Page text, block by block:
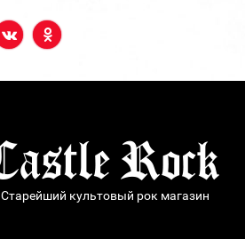
Старейший культовый рок магазин